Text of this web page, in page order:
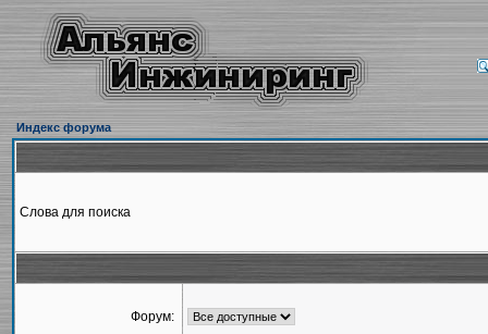
Индекс форума
Слова для поиска
Форум: